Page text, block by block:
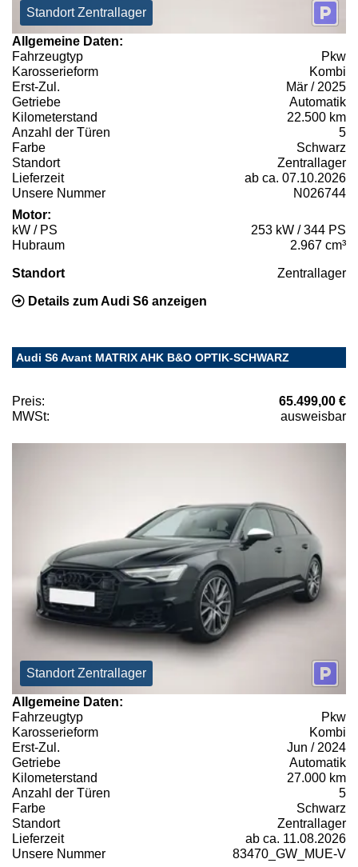
Standort Zentrallager
Allgemeine Daten:
Fahrzeugtyp
Pkw
Karosserieform
Kombi
Erst-Zul.
Mär / 2025
Getriebe
Automatik
Kilometerstand
22.500 km
Anzahl der Türen
5
Farbe
Schwarz
Standort
Zentrallager
Lieferzeit
ab ca. 07.10.2026
Unsere Nummer
N026744
Motor:
kW / PS
253 kW / 344 PS
Hubraum
2.967 cm³
Standort Zentrallager
Details zum Audi S6 anzeigen
Audi S6 Avant MATRIX AHK B&O OPTIK-SCHWARZ
Preis:
65.499,00 €
MWSt:
ausweisbar
Standort Zentrallager
Allgemeine Daten:
Fahrzeugtyp
Pkw
Karosserieform
Kombi
Erst-Zul.
Jun / 2024
Getriebe
Automatik
Kilometerstand
27.000 km
Anzahl der Türen
5
Farbe
Schwarz
Standort
Zentrallager
Lieferzeit
ab ca. 11.08.2026
Unsere Nummer
83470_GW_MUE-V